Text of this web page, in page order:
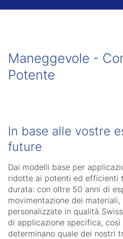
Maneggevole -
Potente
In base alle vostre
future
Dai modelli base per
ridotte ai potenti ed efficienti
durata: con oltre 50 anni di
movimentazione dei
personalizzate in qualità
di applicazione specifica,
determinano quale dei nostri